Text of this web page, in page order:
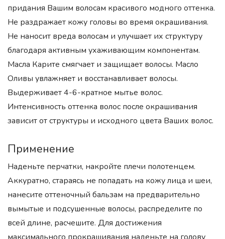
придания Вашим волосам красивого модного оттенка.
Не раздражает кожу головы во время окрашивания.
Не наносит вреда волосам и улучшает их структуру
благодаря активным ухаживающим компонентам.
Масла Карите смягчает и защищает волосы. Масло
Оливы увлажняет и восстанавливает волосы.
Выдерживает 4-6-кратное мытье волос.
Интенсивность оттенка волос после окрашивания
зависит от структуры и исходного цвета Ваших волос.
Применение
Наденьте перчатки, накройте плечи полотенцем.
Аккуратно, стараясь не попадать на кожу лица и шеи,
нанесите оттеночный бальзам на предварительно
вымытые и подсушенные волосы, распределите по
всей длине, расчешите. Для достижения